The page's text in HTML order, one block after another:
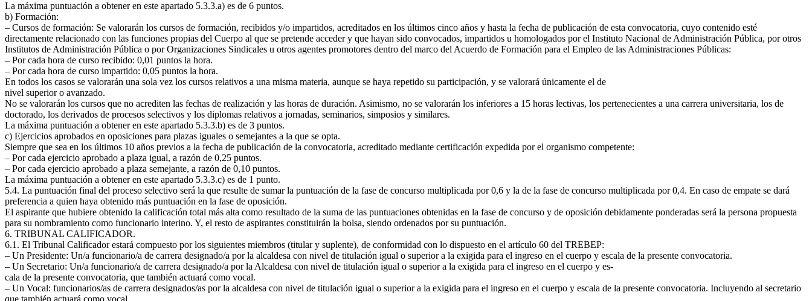
La máxima puntuación a obtener en este apartado 5.3.3.a) es de 6 puntos.
b) Formación:
– Cursos de formación: Se valorarán los cursos de formación, recibidos y/o impartidos, acreditados en los últimos cinco años y hasta la fecha de publicación de esta convocatoria, cuyo contenido esté
directamente relacionado con las funciones propias del Cuerpo al que se pretende acceder y que hayan sido convocados, impartidos u homologados por el Instituto Nacional de Administración Pública, por otros
Institutos de Administración Pública o por Organizaciones Sindicales u otros agentes promotores dentro del marco del Acuerdo de Formación para el Empleo de las Administraciones Públicas:
– Por cada hora de curso recibido: 0,01 puntos la hora.
– Por cada hora de curso impartido: 0,05 puntos la hora.
En todos los casos se valorarán una sola vez los cursos relativos a una misma materia, aunque se haya repetido su participación, y se valorará únicamente el de
nivel superior o avanzado.
No se valorarán los cursos que no acrediten las fechas de realización y las horas de duración. Asimismo, no se valorarán los inferiores a 15 horas lectivas, los pertenecientes a una carrera universitaria, los de
doctorado, los derivados de procesos selectivos y los diplomas relativos a jornadas, seminarios, simposios y similares.
La máxima puntuación a obtener en este apartado 5.3.3.b) es de 3 puntos.
c) Ejercicios aprobados en oposiciones para plazas iguales o semejantes a la que se opta.
Siempre que sea en los últimos 10 años previos a la fecha de publicación de la convocatoria, acreditado mediante certificación expedida por el organismo competente:
– Por cada ejercicio aprobado a plaza igual, a razón de 0,25 puntos.
– Por cada ejercicio aprobado a plaza semejante, a razón de 0,10 puntos.
La máxima puntuación a obtener en este apartado 5.3.3.c) es de 1 punto.
5.4. La puntuación final del proceso selectivo será la que resulte de sumar la puntuación de la fase de concurso multiplicada por 0,6 y la de la fase de concurso multiplicada por 0,4. En caso de empate se dará
preferencia a quien haya obtenido más puntuación en la fase de oposición.
El aspirante que hubiere obtenido la calificación total más alta como resultado de la suma de las puntuaciones obtenidas en la fase de concurso y de oposición debidamente ponderadas será la persona propuesta
para su nombramiento como funcionario interino. Y, el resto de aspirantes constituirán la bolsa, siendo ordenados por su puntuación.
6. TRIBUNAL CALIFICADOR.
6.1. El Tribunal Calificador estará compuesto por los siguientes miembros (titular y suplente), de conformidad con lo dispuesto en el artículo 60 del TREBEP:
– Un Presidente: Un/a funcionario/a de carrera designado/a por la alcaldesa con nivel de titulación igual o superior a la exigida para el ingreso en el cuerpo y escala de la presente convocatoria.
– Un Secretario: Un/a funcionario/a de carrera designado/a por la Alcaldesa con nivel de titulación igual o superior a la exigida para el ingreso en el cuerpo y es-
cala de la presente convocatoria, que también actuará como vocal.
– Un Vocal: funcionarios/as de carrera designados/as por la alcaldesa con nivel de titulación igual o superior a la exigida para el ingreso en el cuerpo y escala de la presente convocatoria. Incluyendo al secretario
que también actuará como vocal.